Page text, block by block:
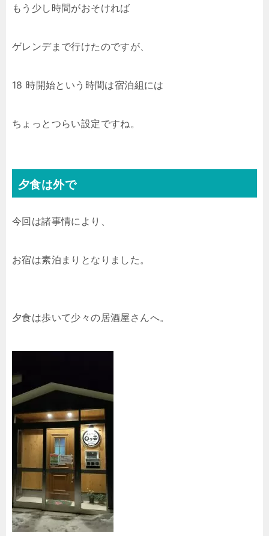
もう少し時間がおそければ
ゲレンデまで行けたのですが、
18 時開始という時間は宿泊組には
ちょっとつらい設定ですね。
夕食は外で
今回は諸事情により、
お宿は素泊まりとなりました。
夕食は歩いて少々の居酒屋さんへ。